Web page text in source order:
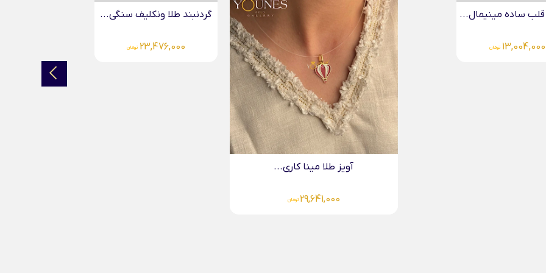
گردنبند طلا ونکلیف سنگی...
23,476,000
آویز پروانه ای گلی...
4,083,000 تومان